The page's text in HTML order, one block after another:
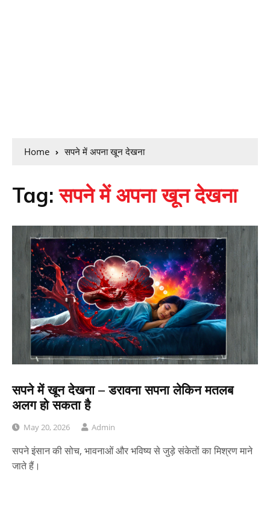
Home सपने में अपना खून देखना
Tag:सपने में अपना खून देखना
सपने में खून देखना – डरावना सपना लेकिन मतलब
अलग हो सकता है
May 20, 2026 Admin
सपने इंसान की सोच, भावनाओं और भविष्य से जुड़े संकेतों का मिश्रण माने
जाते हैं।